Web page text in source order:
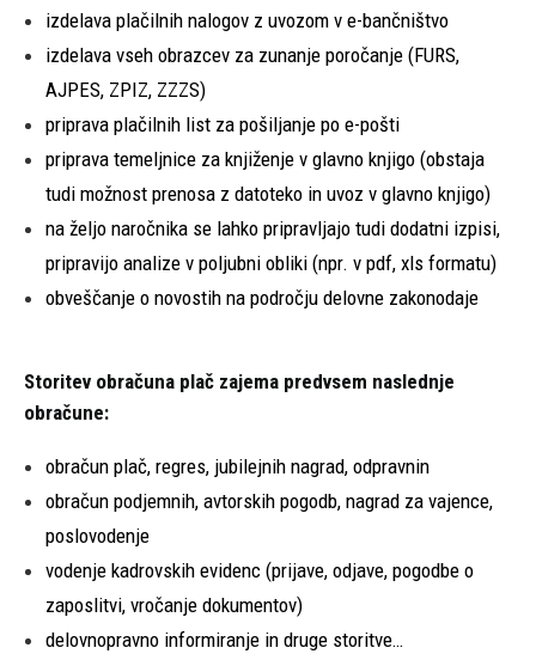
izdelava plačilnih nalogov z uvozom v e-bančništvo
izdelava vseh obrazcev za zunanje poročanje (FURS,
AJPES, ZPIZ, ZZZS)
priprava plačilnih list za pošiljanje po e-pošti
priprava temeljnice za knjiženje v glavno knjigo (obstaja
tudi možnost prenosa z datoteko in uvoz v glavno knjigo)
na željo naročnika se lahko pripravljajo tudi dodatni izpisi,
pripravijo analize v poljubni obliki (npr. v pdf, xls formatu)
obveščanje o novostih na področju delovne zakonodaje
Storitev obračuna plač zajema predvsem naslednje
obračune:
obračun plač, regres, jubilejnih nagrad, odpravnin
obračun podjemnih, avtorskih pogodb, nagrad za vajence,
poslovodenje
vodenje kadrovskih evidenc (prijave, odjave, pogodbe o
zaposlitvi, vročanje dokumentov)
delovnopravno informiranje in druge storitve…